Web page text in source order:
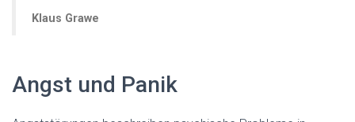
Klaus Grawe
Angst und Panik